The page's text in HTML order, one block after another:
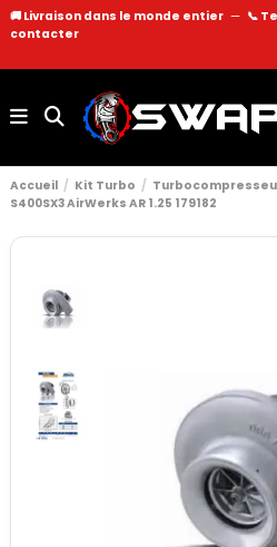
🚚 Livraison dans le monde entier — 📞
contacter
Accueil Kit Turbo
S400SX3 AirWerks AR 1.25 179182